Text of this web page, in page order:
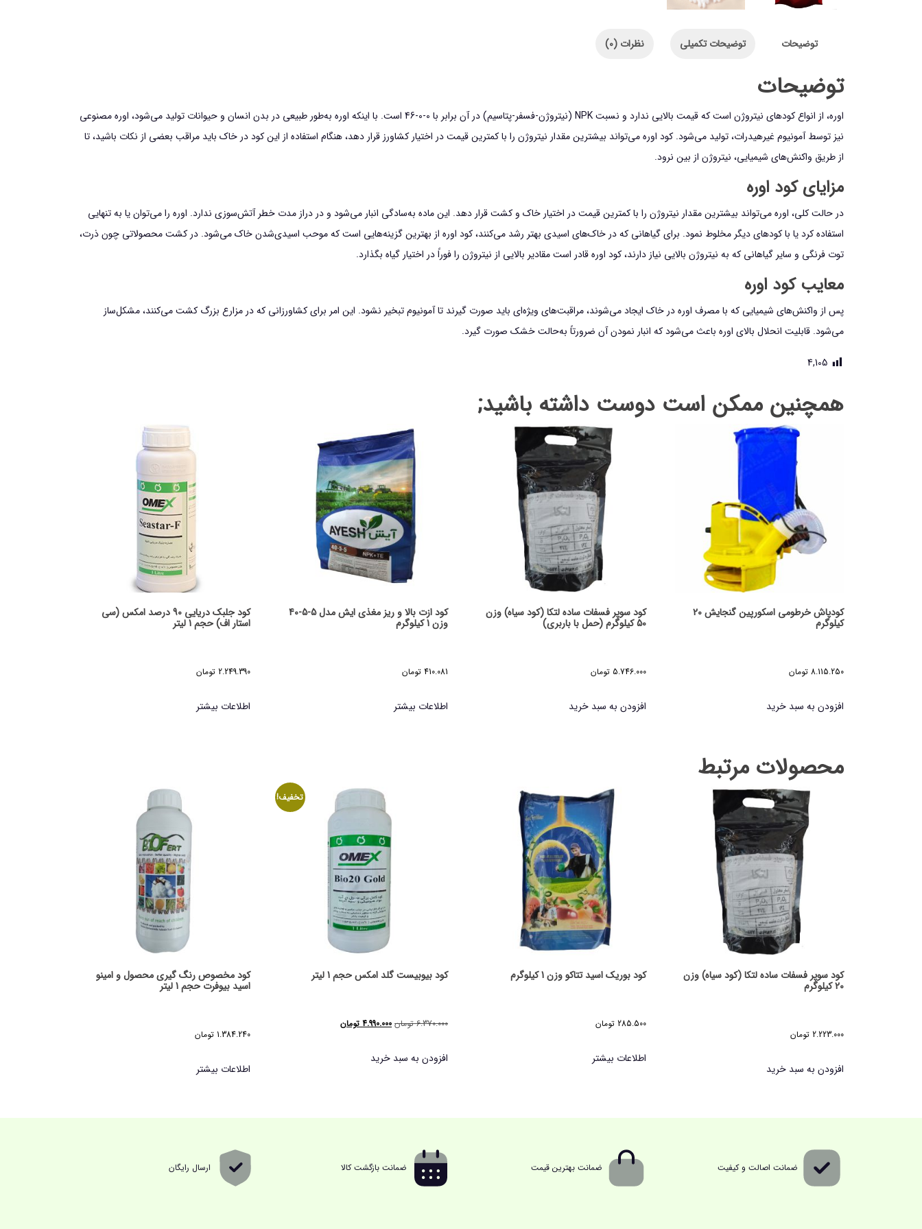
کیلوگرم
عدد
توضیحات توضیحات تکمیلی نظرات (0)
توضیحات
اوره، از انواع کودهای نیتروژن است که قیمت بالایی ندارد و نسبت NPK (نیتروژن-فسفر-پتاسیم) در آن برابر با 0-0-46 است. با اینکه اوره به‌طور طبیعی در بدن انسان و حیوانات تولید می‌شود، اوره مصنوعی
نیز توسط آمونیوم غیرهیدرات، تولید می‌شود. کود اوره می‌تواند بیشترین مقدار نیتروژن را با کمترین قیمت در اختیار کشاورز قرار دهد، هنگام استفاده از این کود در خاک باید مراقب بعضی از نکات باشید، تا
از طریق واکنش‌های شیمیایی، نیتروژن از بین نرود.
مزایای کود اوره
در حالت کلی، اوره می‌تواند بیشترین مقدار نیتروژن را با کمترین قیمت در اختیار خاک و کشت قرار دهد. این ماده به‌سادگی انبار می‌شود و در دراز مدت خطر آتش‌سوزی ندارد. اوره را می‌توان یا به تنهایی
استفاده کرد یا با کودهای دیگر مخلوط نمود. برای گیاهانی که در خاک‌های اسیدی بهتر رشد می‌کنند، کود اوره از بهترین گزینه‌هایی است که موحب اسیدی‌شدن خاک می‌شود. در کشت محصولاتی چون ذرت،
توت فرنگی و سایر گیاهانی که به نیتروژن بالایی نیاز دارند، کود اوره قادر است مقادیر بالایی از نیتروژن را فوراً در اختیار گیاه بگذارد.
معایب کود اوره
پس از واکنش‌های شیمیایی که با مصرف اوره در خاک ایجاد می‌شوند، مراقبت‌های ویژه‌ای باید صورت گیرند تا آمونیوم تبخیر نشود. این امر برای کشاورزانی که در مزارع بزرگ کشت می‌کنند، مشکل‌ساز
می‌شود. قابلیت انحلال بالای اوره باعث می‌شود که انبار نمودن آن ضرورتاً به‌حالت خشک صورت گیرد.
4,105
همچنین ممکن است دوست داشته باشید;
کودپاش خرطومی اسکورپین گنجایش 20
کیلوگرم
8.115.250 تومان
افزودن به سبد خرید
کود سوپر فسفات ساده لتکا (کود سیاه) وزن
50 کیلوگرم (حمل با باربری)
5.746.000 تومان
افزودن به سبد خرید
کود ازت بالا و ریز مغذی ایش مدل 5-5-40
وزن 1 کیلوگرم
410.081 تومان
اطلاعات بیشتر
کود جلبک دریایی 90 درصد امکس (سی
استار اف) حجم 1 لیتر
2.249.390 تومان
اطلاعات بیشتر
محصولات مرتبط
کود سوپر فسفات ساده لتکا (کود سیاه) وزن
20 کیلوگرم
2.223.000 تومان
افزودن به سبد خرید
کود بوریک اسید تتاکو وزن 1 کیلوگرم
285.500 تومان
اطلاعات بیشتر
تخفیف!
کود بیوبیست گلد امکس حجم 1 لیتر
6.370.000 تومان قیمت
4.990.000 تومانقیمت
افزودن به سبد خرید
کود مخصوص رنگ گیری محصول و امینو
اسید بیوفرت حجم 1 لیتر
1.384.240 تومان
اطلاعات بیشتر
ضمانت اصالت و کیفیت ضمانت بهترین قیمت ضمانت بازگشت کالا ارسال رایگان